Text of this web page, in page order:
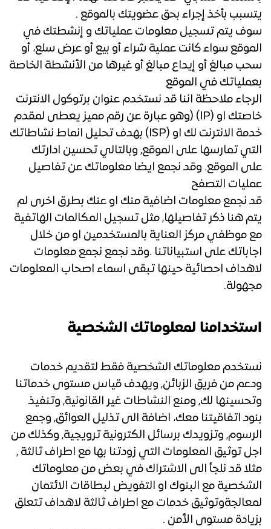
يتسبب بأخذ إجراء بحق عضويتك بالموقع .
سوف يتم تسجيل معلومات عملياتك و إنشطتك في
الموقع سواء كانت عملية شراء أو بيع أو عرض سلع، أو
سحب مبالغ أو إيداع مبالغ أو غيرها من الأنشطة الخاصة
بعملياتك في الموقع
الرجاء ملاحظة اننا قد نستخدم عنوان برتوكول الانترنت
خاصتك او (IP) (وهو عبارة عن رقم مميز يعطى لمقدم
خدمة الانترنت لك او (ISP) بهدف تحليل انماط نشاطاتك
التي تمارسها على الموقع, وبالتالي تحسين ادارتك
على الموقع. وقد نجمع ايضا معلوماتك عن تفاصيل
عمليات التصفح
قد نجمع معلومات اضافية منك او عنك بطرق اخرى لم
يتم هنا ذكر تفاصيلها, مثل تسجيل المكالمات الهاتفية
مع موظفي مركز العناية بالمستخدمين او من خلال
اجاباتك على استبياناتنا .وقد نجمع نجمع معلومات
لاهداف احصائية حينها تبقى اسماء اصحاب المعلومات
مجهولة.
استخدامنا لمعلوماتك الشخصية
نستخدم معلوماتك الشخصية فقط لتقديم خدمات
ودعم من فريق الزبائن, ويهدف قياس مستوى خدماتنا
وتحسينها لك, ومنع النشاطات غير القانونية, وتنفيذ
بنود اتفاقيتنا معك، اضافة الى تذليل العوائق, وجمع
الرسوم, وتزويدك برسائل الكترونية ترويجية, وكذلك من
اجل توثيق المعلومات التي زودتنا بها مع اطراف ثالثة ,
مثلا قد نلجأ الى الاشتراك في بعض من معلوماتك
الشخصية مع البنوك او التفويض لبطاقات الائتمان
لمعالجةوتوثيق خدمات مع اطراف ثالثة لاهداف تتعلق
بزيادة مستوى الأمن .